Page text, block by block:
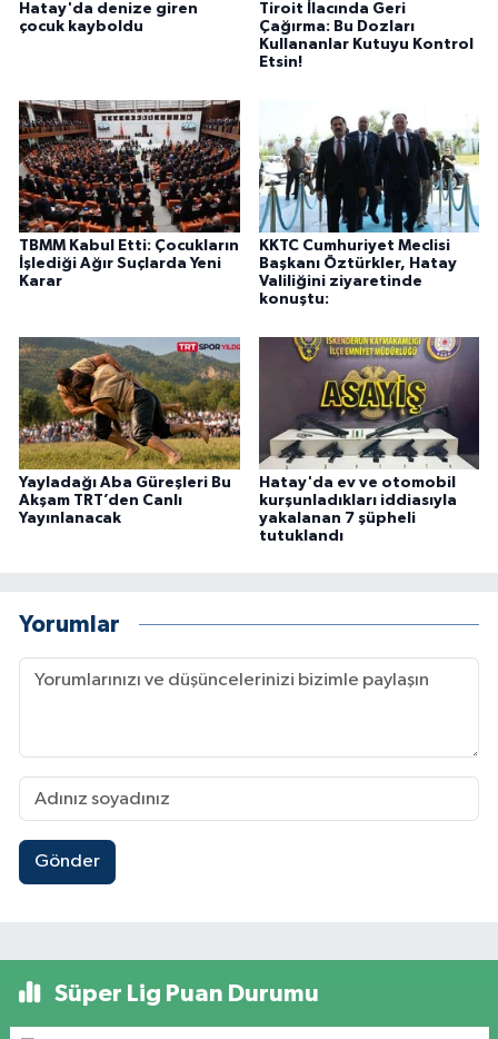
Hatay'da denize giren
çocuk kayboldu
Tiroit İlacında Geri
Çağırma: Bu Dozları
Kullananlar Kutuyu Kontrol
Etsin!
TBMM Kabul Etti: Çocukların
İşlediği Ağır Suçlarda Yeni
Karar
KKTC Cumhuriyet Meclisi
Başkanı Öztürkler, Hatay
Valiliğini ziyaretinde
konuştu:
Yayladağı Aba Güreşleri Bu
Akşam TRT’den Canlı
Yayınlanacak
Hatay'da ev ve otomobil
kurşunladıkları iddiasıyla
yakalanan 7 şüpheli
tutuklandı
Yorumlar
Gönder
Süper Lig Puan Durumu